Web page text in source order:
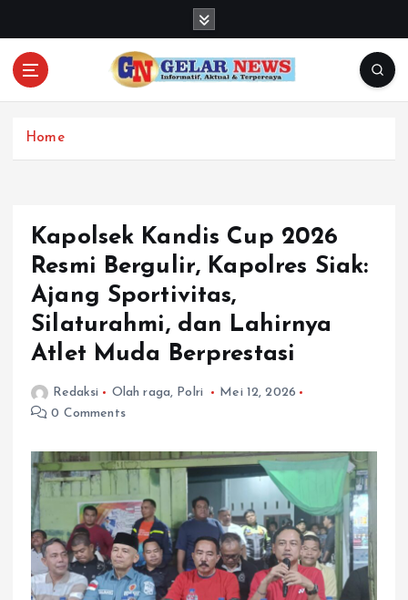
Home
Kapolsek Kandis Cup 2026
Resmi Bergulir, Kapolres Siak:
Ajang Sportivitas,
Silaturahmi, dan Lahirnya
Atlet Muda Berprestasi
Redaksi Olah raga, Polri
Mei 12, 2026
0 Comments